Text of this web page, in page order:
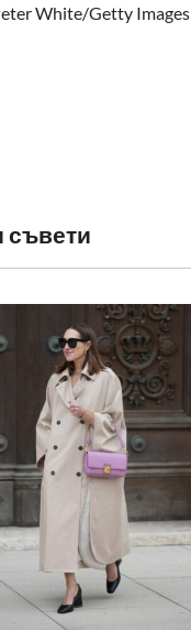
White/Getty Images
съвети